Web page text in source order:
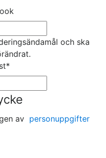
och ska
*
av personuppgifter